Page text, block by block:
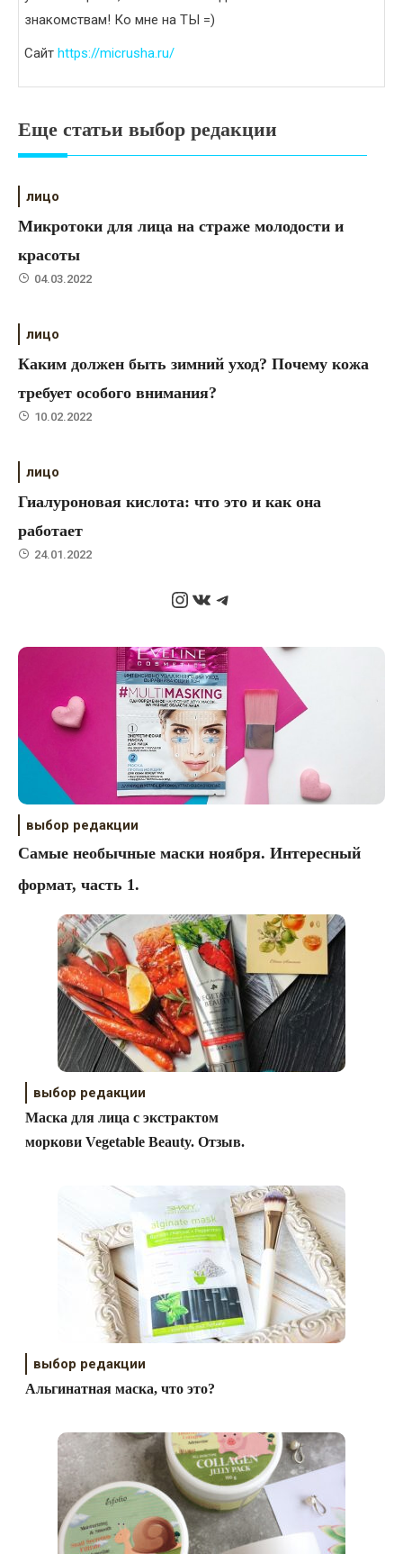
знакомствам! Ко мне на ТЫ =)
Сайт https://micrusha.ru/
Еще статьи выбор редакции
лицо
Микротоки для лица на страже молодости и
красоты
04.03.2022
лицо
Каким должен быть зимний уход? Почему кожа
требует особого внимания?
10.02.2022
лицо
Гиалуроновая кислота: что это и как она
работает
24.01.2022
Instagram
ВКонтакте
Telegram
выбор редакции
Самые необычные маски ноября. Интересный
формат, часть 1.
выбор редакции
Маска для лица с экстрактом
моркови Vegetable Beauty. Отзыв.
выбор редакции
Альгинатная маска, что это?